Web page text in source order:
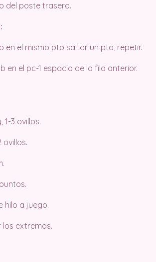
del poste trasero.
en el mismo pto saltar un pto, repetir.
en el pc-1 espacio de la fila anterior.
1-3 ovillos.
ovillos.
hilo a juego.
extremos.